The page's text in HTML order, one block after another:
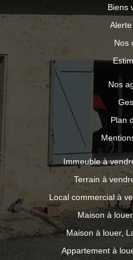
Biens
Nos
Nos
Plan
Immeuble à
Terrain à
Local commercial à
Maison à
Maison à louer,
Appartement à